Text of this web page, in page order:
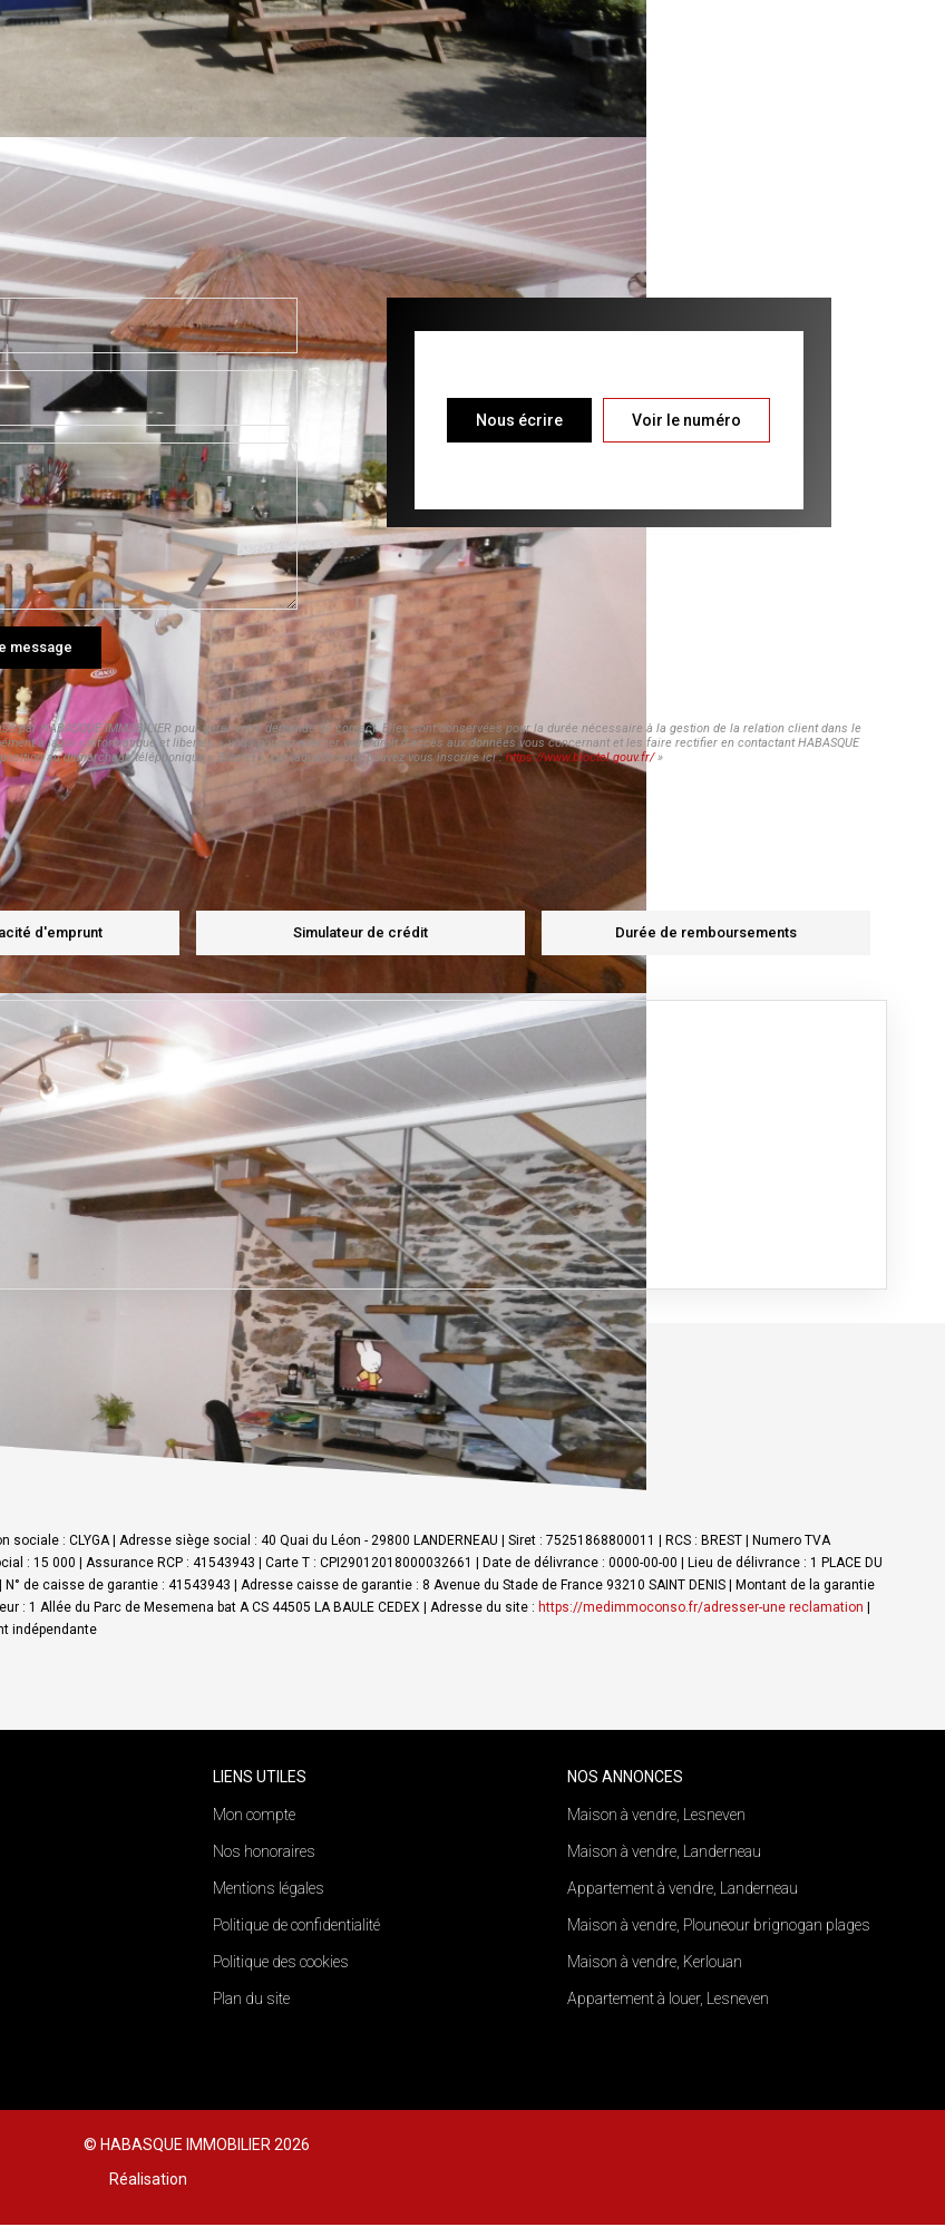
EN ENFILADE
GARAGE+GRENIER
A RENOVER +POULAILLER
message
Nous écrire Voir le numéro
HABASQUE IMMOBILIER pour gérer votre demande de contact. Elles sont conservées pour la durée nécessaire à la gestion de la relation client dans le
à la loi « informatique et libertés », vous pouvez exercer votre droit d'accès aux données vous concernant et les faire rectifier en contactant HABASQUE
au démarchage téléphonique « Bloctel », sur laquelle vous pouvez vous inscrire ici :https://www.bloctel.gouv.fr/»
d'emprunt Simulateur de crédit Durée de remboursements
: CLYGA | Adresse siège social : 40 Quai du Léon - 29800 LANDERNEAU | Siret : 75251868800011 | RCS : BREST | Numero TVA
: 15 000 | Assurance RCP : 41543943 | Carte T : CPI29012018000032661 | Date de délivrance : 0000-00-00 | Lieu de délivrance : 1 PLACE DU
N° de caisse de garantie : 41543943 | Adresse caisse de garantie : 8 Avenue du Stade de France 93210 SAINT DENIS | Montant de la garantie
: 1 Allée du Parc de Mesemena bat A CS 44505 LA BAULE CEDEX | Adresse du site : https://medimmoconso.fr/adresser-une reclamation
indépendante
LIENS UTILES
Mon compte
Nos honoraires
Mentions légales
Politique de confidentialité
Politique des cookies
Plan du site
NOS ANNONCES
Maison à vendre, Lesneven
Maison à vendre, Landerneau
Appartement à vendre, Landerneau
Maison à vendre, Plouneour brignogan plages
Maison à vendre, Kerlouan
Appartement à louer, Lesneven
© HABASQUE IMMOBILIER 2026
Réalisation